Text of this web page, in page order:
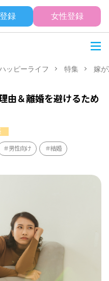
録 女性登録
ッピーライフ 特集 嫁
由＆離婚を避けるため
男性向け 結婚